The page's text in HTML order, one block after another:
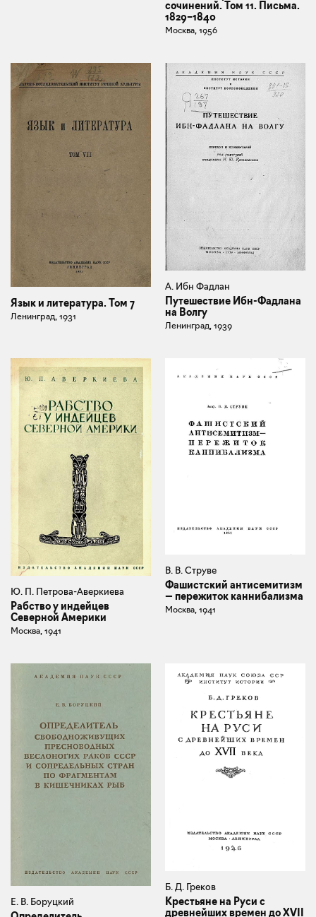
сочинений. Том 11. Письма.
1829–1840
Москва, 1956
Язык и литература. Том 7
Ленинград, 1931
А. Ибн Фадлан
Путешествие Ибн-Фадлана
на Волгу
Ленинград, 1939
Ю. П. Петрова-Аверкиева
Рабство у индейцев
Северной Америки
Москва, 1941
В. В. Струве
Фашистский антисемитизм
— пережиток каннибализма
Москва, 1941
Е. В. Боруцкий
Б. Д. Греков
Крестьяне на Руси с
древнейших времен до XVII